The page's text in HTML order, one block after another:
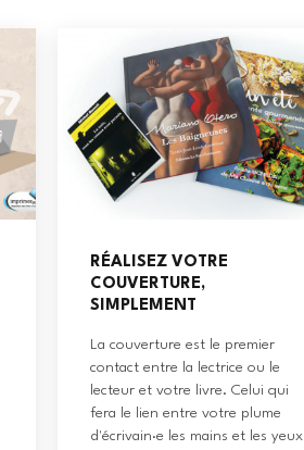
RÉALISEZ VOTRE
COUVERTURE,
SIMPLEMENT
La couverture est le premier
contact entre la lectrice ou le
lecteur et votre livre. Celui qui
fera le lien entre votre plume
d'écrivain·e les mains et les yeux